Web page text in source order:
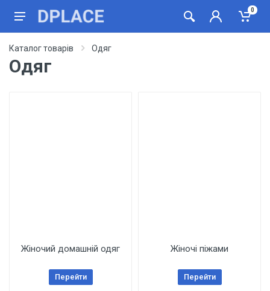
0
Каталог товарів Одяг
Одяг
Жіночий домашній одяг
Перейти
Жіночі піжами
Перейти